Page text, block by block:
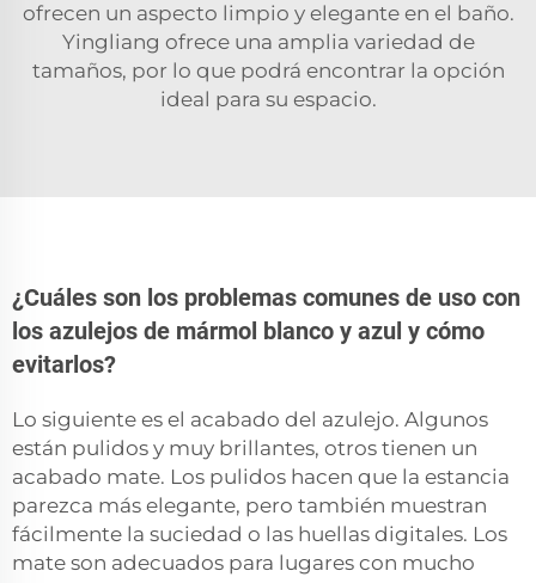
ofrecen un aspecto limpio y elegante en el baño.
Yingliang ofrece una amplia variedad de
tamaños, por lo que podrá encontrar la opción
ideal para su espacio.
¿Cuáles son los problemas comunes de uso con
los azulejos de mármol blanco y azul y cómo
evitarlos?
Lo siguiente es el acabado del azulejo. Algunos
están pulidos y muy brillantes, otros tienen un
acabado mate. Los pulidos hacen que la estancia
parezca más elegante, pero también muestran
fácilmente la suciedad o las huellas digitales. Los
mate son adecuados para lugares con mucho